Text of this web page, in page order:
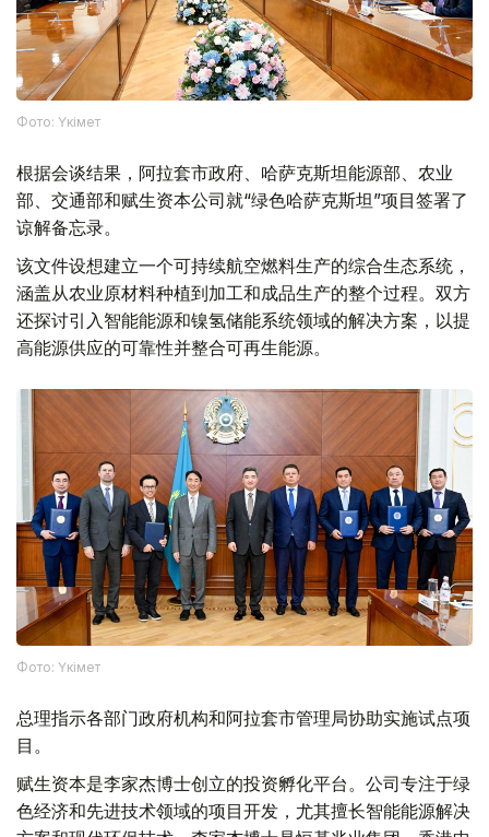
Фото: Үкімет
根据会谈结果，阿拉套市政府、哈萨克斯坦能源部、农业
部、交通部和赋生资本公司就“绿色哈萨克斯坦”项目签署了
谅解备忘录。
该文件设想建立一个可持续航空燃料生产的综合生态系统，
涵盖从农业原材料种植到加工和成品生产的整个过程。双方
还探讨引入智能能源和镍氢储能系统领域的解决方案，以提
高能源供应的可靠性并整合可再生能源。
Фото: Үкімет
总理指示各部门政府机构和阿拉套市管理局协助实施试点项
目。
赋生资本是李家杰博士创立的投资孵化平台。公司专注于绿
色经济和先进技术领域的项目开发，尤其擅长智能能源解决